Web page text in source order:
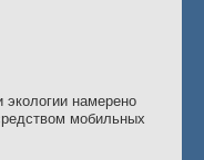
экологии намерено
мобильных